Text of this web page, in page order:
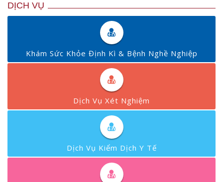
DỊCH VỤ
Khám Sức Khỏe Định Kì & Bệnh Nghề Nghiệp
Dịch Vụ Xét Nghiệm
Dịch Vụ Kiểm Dịch Y Tế